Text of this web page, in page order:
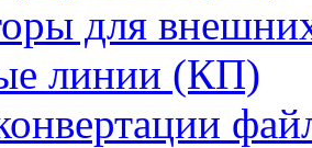
для
линии (КП)